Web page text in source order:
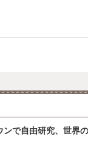
ンで自由研究、世界